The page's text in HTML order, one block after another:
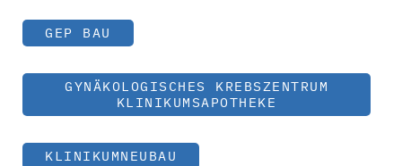
GEP BAU
GYNÄKOLOGISCHES KREBSZENTRUM
KLINIKUMSAPOTHEKE
KLINIKUMNEUBAU